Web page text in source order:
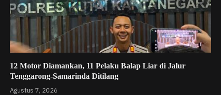
12 Motor Diamankan, 11 Pelaku Balap Liar di Jalur
Tenggarong-Samarinda Ditilang
Agustus 7, 2026